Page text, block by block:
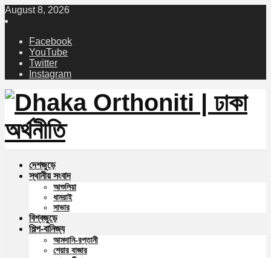
August 8, 2026
Facebook
YouTube
Twitter
Instagram
দেশজুড়ে
স্থানীয় সংবাদ
আশুলিয়া
ধামরাই
সাভার
বিশ্বজুড়ে
শিল্প-বানিজ্য
আমদানি-রপ্তানী
শেয়ার বাজার